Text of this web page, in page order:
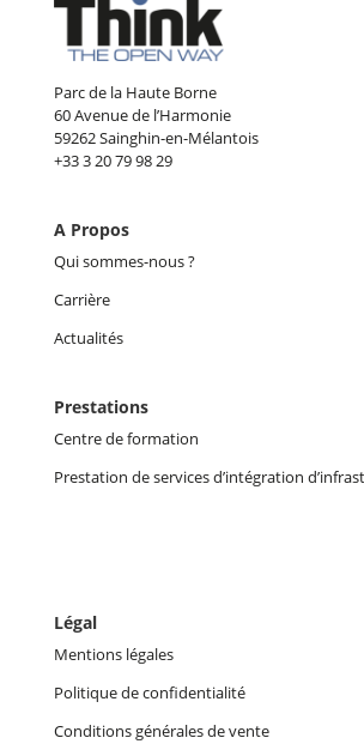
Parc de la Haute Borne
60 Avenue de l’Harmonie
59262 Sainghin-en-Mélantois
+33 3 20 79 98 29
A Propos
Qui sommes-nous ?
Carrière
Actualités
Prestations
Centre de formation
Prestation de services d’intégration
Légal
Mentions légales
Politique de confidentialité
Conditions générales de vente